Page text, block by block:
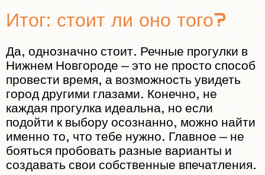
Итог: стоит ли оно того?
Да, однозначно стоит. Речные прогулки в
Нижнем Новгороде — это не просто способ
провести время, а возможность увидеть
город другими глазами. Конечно, не
каждая прогулка идеальна, но если
подойти к выбору осознанно, можно найти
именно то, что тебе нужно. Главное — не
бояться пробовать разные варианты и
создавать свои собственные впечатления.